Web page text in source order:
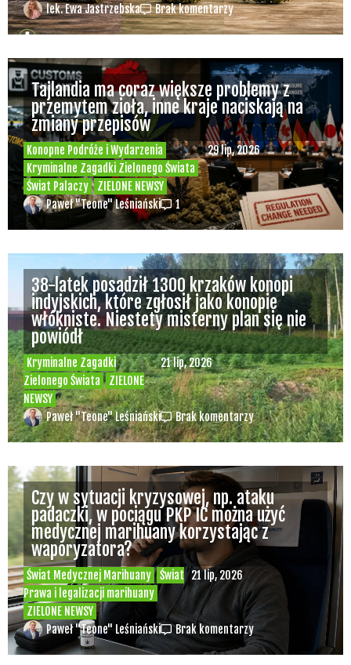
Świat Medycznej
Marihuany
ZIELONE
14 lip, 2026
Paweł "Teone" Leśniański Brak komentarzy
Badania
Odmiany Medycznej
Marihuany
ZIELONE NEWSY
13 lip, 2026
Badania wykazały, że medyczna marihuana
łagodzi objawy „zespołu niespokojnych
nóg”
Świat Medycznej Marihuany
Świat
Prawa i legalizacji marihuany
ZIELONE NEWSY
12 lip, 2026
Recepty na medyczną marihuanę –
Ministerstwo Zdrowia zapowiada kolejne
zmiany
Paweł "Teone" Leśniański 3 komentarzy
Świat Palaczy
Świat Prawa i
legalizacji marihuany
ZIELONE
NEWSY
07 lip, 2026
Depenalizacji marihuany nie będzie – opinia
Biura Ekspertyz i Oceny Skutków Regulacji
nie pozostawia na projekcie suchej nitki, a
to nie jedyny problem
Paweł "Teone" Leśniański 10 komentarzy